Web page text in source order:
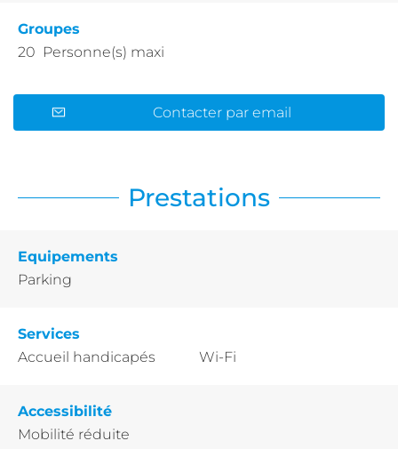
Groupes
20 Personne(s) maxi
Contacter par email
Prestations
Equipements
Parking
Services
Accueil handicapés
Wi-Fi
Accessibilité
Mobilité réduite